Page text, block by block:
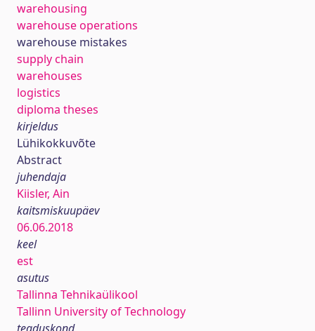
warehousing
warehouse operations
warehouse mistakes
supply chain
warehouses
logistics
diploma theses
kirjeldus
Lühikokkuvõte
Abstract
juhendaja
Kiisler, Ain
kaitsmiskuupäev
06.06.2018
keel
est
asutus
Tallinna Tehnikaülikool
Tallinn University of Technology